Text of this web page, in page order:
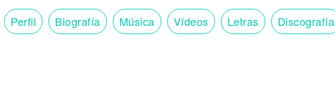
Perfil Biografía Música Vídeos Letras Discografía